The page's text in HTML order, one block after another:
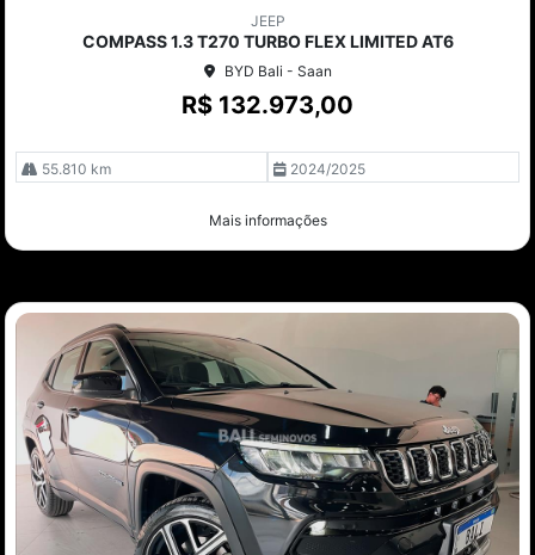
JEEP
COMPASS 1.3 T270 TURBO FLEX LIMITED AT6
BYD Bali - Saan
R$ 132.973,00
55.810 km 2024/2025
Mais informações